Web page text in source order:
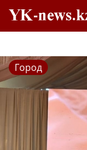
Город